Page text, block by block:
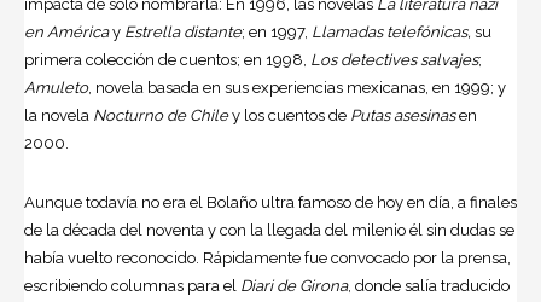
impacta de solo nombrarla: En 1996, las novelas La literatura nazi
en Américay Estrella distante; en 1997, Llamadas telefónicas, su
primera colección de cuentos; en 1998, Los detectives salvajes;
Amuleto, novela basada en sus experiencias mexicanas, en 1999; y
la novela Nocturno de Chiley los cuentos de Putas asesinasen
2000.
Aunque todavía no era el Bolaño ultra famoso de hoy en día, a finales
de la década del noventa y con la llegada del milenio él sin dudas se
había vuelto reconocido. Rápidamente fue convocado por la prensa,
escribiendo columnas para el Diari de Girona, donde salía traducido